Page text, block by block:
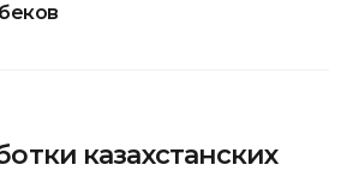
казахстанских